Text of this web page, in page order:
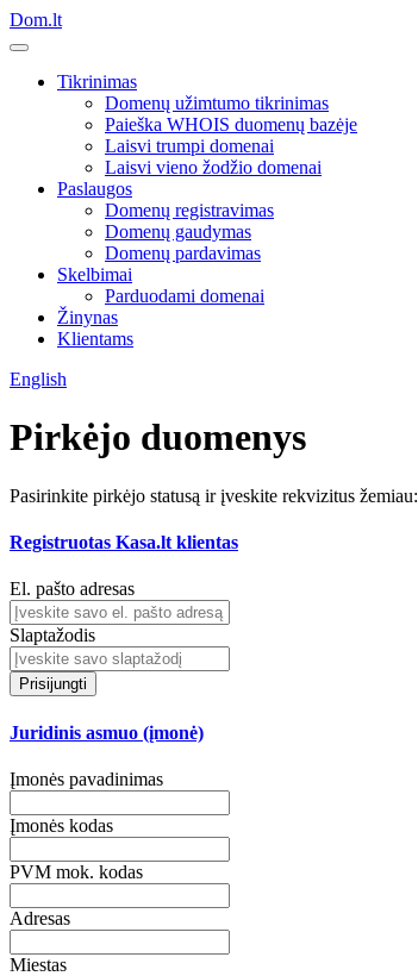
Dom.lt
Tikrinimas
Domenų užimtumo tikrinimas
Paieška WHOIS duomenų bazėje
Laisvi trumpi domenai
Laisvi vieno žodžio domenai
Paslaugos
Domenų registravimas
Domenų gaudymas
Domenų pardavimas
Skelbimai
Parduodami domenai
Žinynas
Klientams
English
Pirkėjo duomenys
Pasirinkite pirkėjo statusą ir įveskite rekvizitus žemiau:
Registruotas Kasa.lt klientas
El. pašto adresas
Slaptažodis
Prisijungti
Juridinis asmuo (įmonė)
Įmonės pavadinimas
Įmonės kodas
PVM mok. kodas
Adresas
Miestas